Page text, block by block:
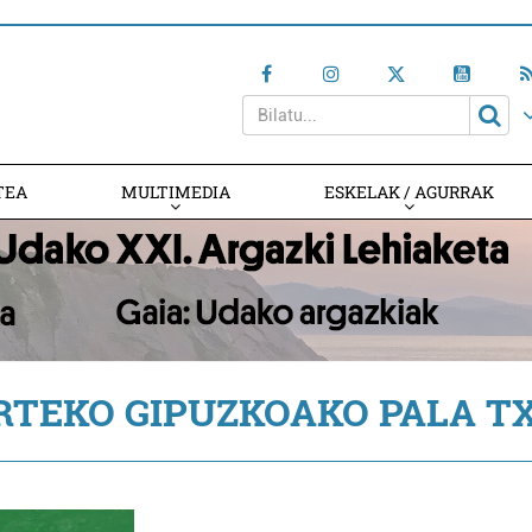
MULTIMEDIA ESKELAK / AGURRAK
GIPUZKOAKO PALA